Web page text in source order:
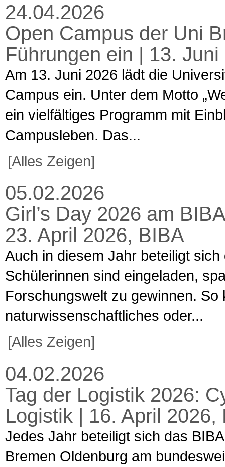
24.04.2026
Open Campus der Uni
Führungen ein | 13.
Am 13. Juni 2026 lädt die
Campus ein. Unter dem Motto
ein vielfältiges Programm mit
Campusleben. Das...
[Alles Zeigen]
05.02.2026
Girl’s Day 2026 am
23. April 2026, BIBA
Auch in diesem Jahr beteiligt sich
Schülerinnen sind eingeladen,
Forschungswelt zu gewinnen.
naturwissenschaftliches oder...
[Alles Zeigen]
04.02.2026
Tag der Logistik 2026:
Logistik | 16. April 2026,
Jedes Jahr beteiligt sich das
Bremen Oldenburg am